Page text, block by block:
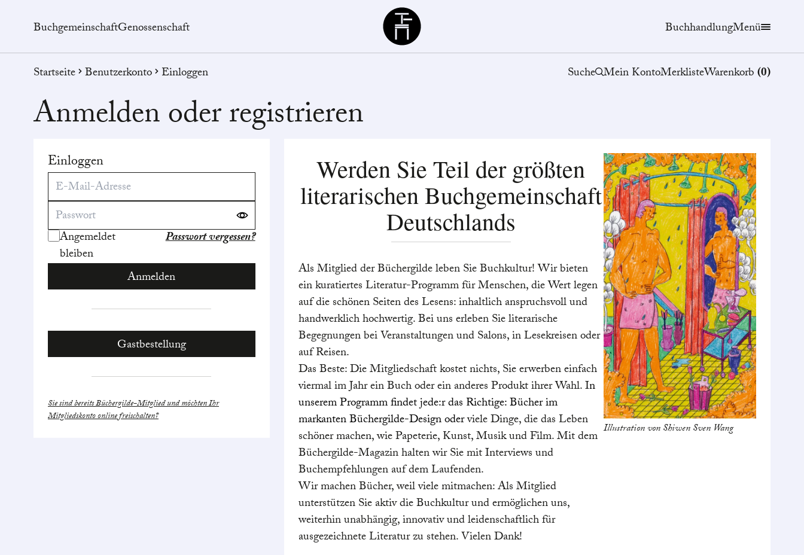
BuchgemeinschaftGenossenschaft
Büchergilde
BuchhandlungMenü
Startseite Benutzerkonto Einloggen Suche Mein KontoMerklisteWarenkorb(0)
Anmelden oder registrieren
Einloggen
Angemeldet
bleiben
Passwort vergessen?
Gastbestellung
Sie sind bereits Büchergilde-Mitglied und möchten Ihr
Mitgliedskonto online freischalten?
Werden Sie Teil der größten
literarischen Buchgemeinschaft
Deutschlands
Als Mitglied der Büchergilde leben Sie Buchkultur! Wir bieten
ein kuratiertes Literatur-Programm für Menschen, die Wert legen
auf die schönen Seiten des Lesens: inhaltlich anspruchsvoll und
handwerklich hochwertig. Bei uns erleben Sie literarische
Begegnungen bei Veranstaltungen und Salons, in Lesekreisen oder
auf Reisen.
Das Beste: Die Mitgliedschaft kostet nichts, Sie erwerben einfach
viermal im Jahr ein Buch oder ein anderes Produkt ihrer Wahl. In
unserem Programm findet jede:r das Richtige: Bücher im
markanten Büchergilde-Design oderviele Dinge, die das Leben
schöner machen, wie Papeterie, Kunst, Musik und Film. Mit dem
Büchergilde-Magazin halten wir Sie mit Interviews und
Buchempfehlungen auf dem Laufenden.
Wir machen Bücher, weil viele mitmachen: Als Mitglied
unterstützen Sie aktiv die Buchkultur und ermöglichen uns,
weiterhin unabhängig, innovativ und leidenschaftlich für
ausgezeichnete Literatur zu stehen. Vielen Dank!
Illustration von Shiwen Sven Wang